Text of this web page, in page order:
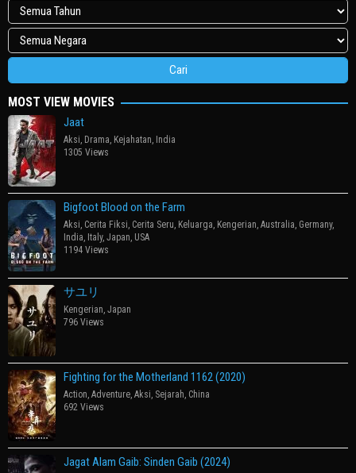
MOST VIEW MOVIES
Jaat
Aksi, Drama, Kejahatan, India
1305 Views
Bigfoot Blood on the Farm
Aksi, Cerita Fiksi, Cerita Seru, Keluarga, Kengerian, Australia, Germany,
India, Italy, Japan, USA
1194 Views
サユリ
Kengerian, Japan
796 Views
Fighting for the Motherland 1162 (2020)
Action, Adventure, Aksi, Sejarah, China
692 Views
Jagat Alam Gaib: Sinden Gaib (2024)